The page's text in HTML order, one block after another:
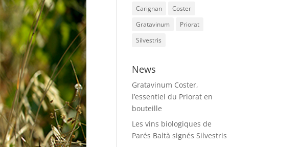
Carignan
Coster
Gratavinum
Priorat
Silvestris
News
Gratavinum Coster,
l’essentiel du Priorat en
bouteille
Les vins biologiques de
Parés Baltà signés Silvestris